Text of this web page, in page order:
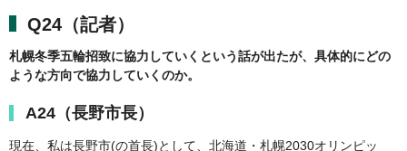
Q24（記者）
札幌冬季五輪招致に協力していくという話が出たが、具体的にどの
ような方向で協力していくのか。
A24（長野市長）
現在、私は長野市(の首長)として、北海道・札幌2030オリンピッ